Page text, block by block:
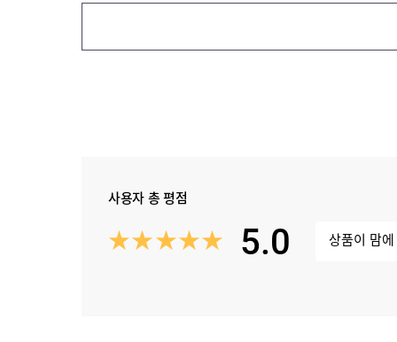
사용자 총 평점
★★★★★ 5.0 상품이 맘